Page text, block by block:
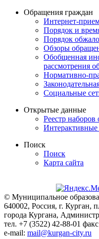
Обращения граждан
Интернет-
Порядок и
Порядок
Обзоры
Обобщенная
рассмотрения
Нормативно-
Социальные
Открытые данные
Реестр
Интерактивные
Поиск
Поиск
Карта сайта
© Муниципальное
640002, Россия, г.
города Кургана,
тел. +7 (3522) 42-88-01
e-mail: mail@kurgan-city.ru